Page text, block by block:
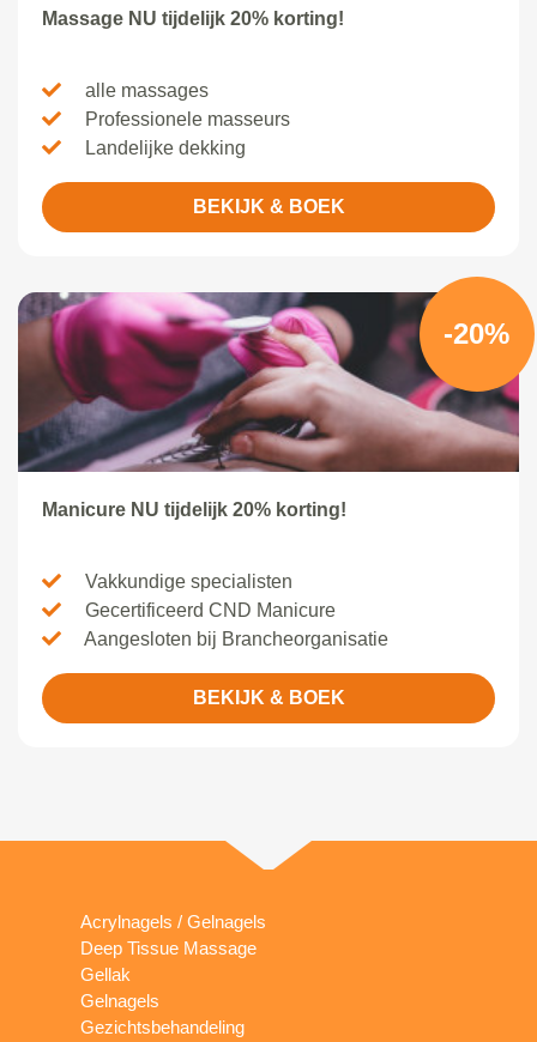
Massage NU tijdelijk 20% korting!
alle massages
Professionele masseurs
Landelijke dekking
BEKIJK & BOEK
-20%
Manicure NU tijdelijk 20% korting!
Vakkundige specialisten
Gecertificeerd CND Manicure
Aangesloten bij Brancheorganisatie
BEKIJK & BOEK
Acrylnagels / Gelnagels
Deep Tissue Massage
Gellak
Gelnagels
Gezichtsbehandeling